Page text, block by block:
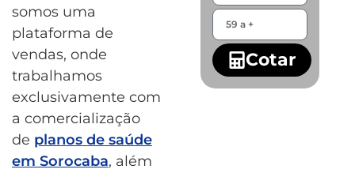
somos uma
plataforma de
vendas, onde
trabalhamos
exclusivamente com
a comercialização
de planos de saúde
em Sorocaba, além
Cotar